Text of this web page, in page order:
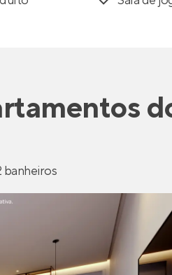
banheiros